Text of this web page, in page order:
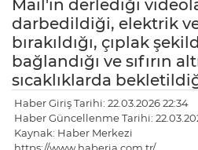
Mail'in derlediği
darbedildiği, elektrik
bırakıldığı, çıplak
bağlandığı ve sıfırın
sıcaklıklarda
Haber Giriş Tarihi: 22.03.2026 22:34
Haber Güncellenme Tarihi:
Kaynak: Haber Merkezi